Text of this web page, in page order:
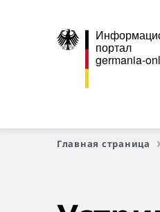
портал
germania-
Главная страница